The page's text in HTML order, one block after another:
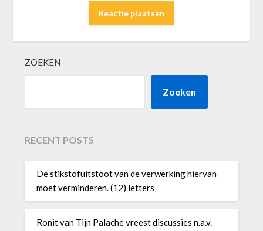
ZOEKEN
Zoeken
RECENT POSTS
De stikstofuitstoot van de verwerking hiervan
moet verminderen. (12) letters
Ronit van Tijn Palache vreest discussies n.a.v.